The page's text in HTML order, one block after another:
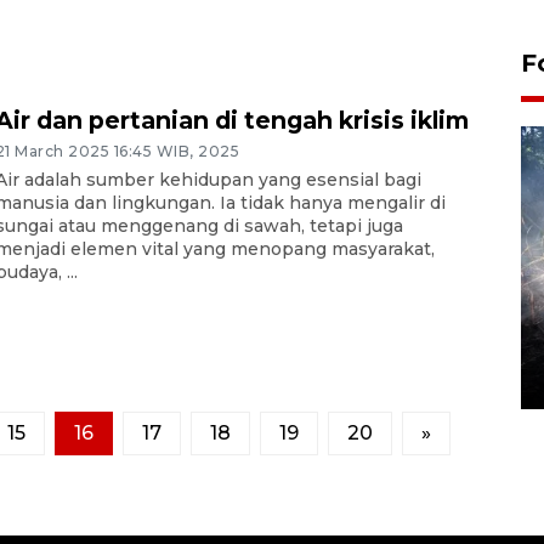
dan pertanian di tengah krisis iklim
March 2025 16:45 WIB, 2025
adalah sumber kehidupan yang esensial bagi
dan lingkungan. Ia tidak hanya mengalir di
atau menggenang di sawah, tetapi juga
elemen vital yang menopang masyarakat,
...
15 16 17 18 19 20 »